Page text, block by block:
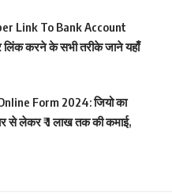
Link To Bank Account
लिंक करने के सभी तरीके जाने यहाँ
Form 2024: जियो का
से लेकर ₹ 1 लाख तक की कमाई,